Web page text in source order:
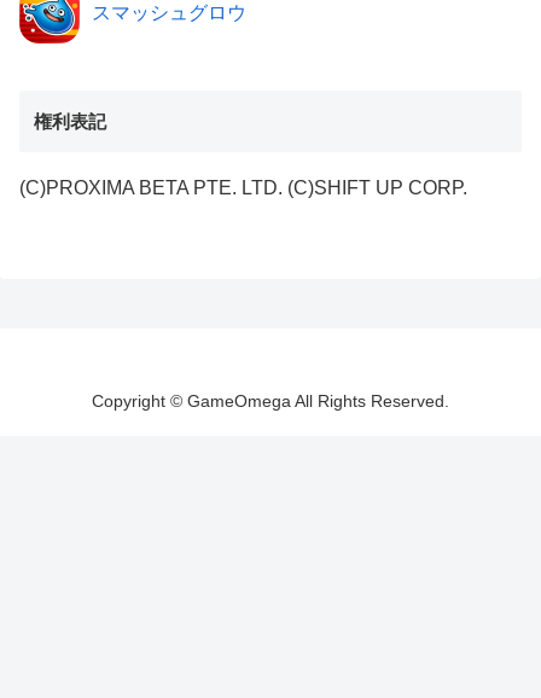
スマッシュグロウ
権利表記
(C)PROXIMA BETA PTE. LTD. (C)SHIFT UP CORP.
Copyright © GameOmega All Rights Reserved.